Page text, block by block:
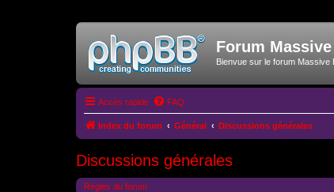
Forum
Bienvue sur le forum Massive
Accès rapide FAQ
Index du forum Général Discussions générales
Discussions générales
Règles du forum